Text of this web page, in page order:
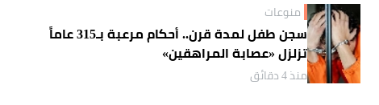
منوعات
سجن طفل لمدة قرن.. أحكام مرعبة بـ315 عاماً
تزلزل «عصابة المراهقين»
منذ 4 دقائق